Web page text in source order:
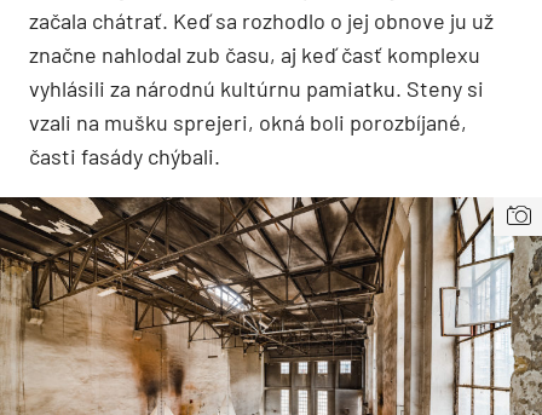
začala chátrať. Keď sa rozhodlo o jej obnove ju už
značne nahlodal zub času, aj keď časť komplexu
vyhlásili za národnú kultúrnu pamiatku. Steny si
vzali na mušku sprejeri, okná boli porozbíjané,
časti fasády chýbali.